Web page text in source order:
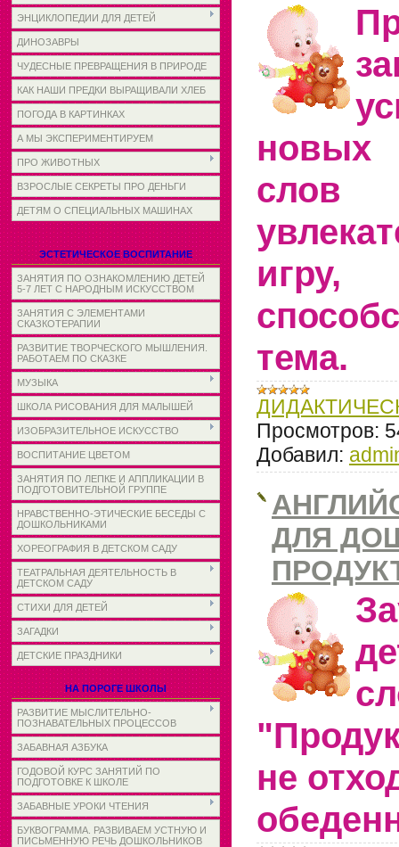
ЭНЦИКЛОПЕДИИ ДЛЯ ДЕТЕЙ
ДИНОЗАВРЫ
ЧУДЕСНЫЕ ПРЕВРАЩЕНИЯ В ПРИРОДЕ
КАК НАШИ ПРЕДКИ ВЫРАЩИВАЛИ ХЛЕБ
ПОГОДА В КАРТИНКАХ
А МЫ ЭКСПЕРИМЕНТИРУЕМ
ПРО ЖИВОТНЫХ
ВЗРОСЛЫЕ СЕКРЕТЫ ПРО ДЕНЬГИ
ДЕТЯМ О СПЕЦИАЛЬНЫХ МАШИНАХ
ЭСТЕТИЧЕСКОЕ ВОСПИТАНИЕ
ЗАНЯТИЯ ПО ОЗНАКОМЛЕНИЮ ДЕТЕЙ
5-7 ЛЕТ С НАРОДНЫМ ИСКУССТВОМ
ЗАНЯТИЯ С ЭЛЕМЕНТАМИ
СКАЗКОТЕРАПИИ
РАЗВИТИЕ ТВОРЧЕСКОГО МЫШЛЕНИЯ.
РАБОТАЕМ ПО СКАЗКЕ
МУЗЫКА
ШКОЛА РИСОВАНИЯ ДЛЯ МАЛЫШЕЙ
ИЗОБРАЗИТЕЛЬНОЕ ИСКУССТВО
ВОСПИТАНИЕ ЦВЕТОМ
ЗАНЯТИЯ ПО ЛЕПКЕ И АППЛИКАЦИИ В
ПОДГОТОВИТЕЛЬНОЙ ГРУППЕ
НРАВСТВЕННО-ЭТИЧЕСКИЕ БЕСЕДЫ С
ДОШКОЛЬНИКАМИ
ХОРЕОГРАФИЯ В ДЕТСКОМ САДУ
ТЕАТРАЛЬНАЯ ДЕЯТЕЛЬНОСТЬ В
ДЕТСКОМ САДУ
СТИХИ ДЛЯ ДЕТЕЙ
ЗАГАДКИ
ДЕТСКИЕ ПРАЗДНИКИ
НА ПОРОГЕ ШКОЛЫ
РАЗВИТИЕ МЫСЛИТЕЛЬНО-
ПОЗНАВАТЕЛЬНЫХ ПРОЦЕССОВ
ЗАБАВНАЯ АЗБУКА
ГОДОВОЙ КУРС ЗАНЯТИЙ ПО
ПОДГОТОВКЕ К ШКОЛЕ
ЗАБАВНЫЕ УРОКИ ЧТЕНИЯ
БУКВОГРАММА. РАЗВИВАЕМ УСТНУЮ И
ПИСЬМЕННУЮ РЕЧЬ ДОШКОЛЬНИКОВ
новых
тема.
Просмотров:
Добавил:
ДЛЯ
не